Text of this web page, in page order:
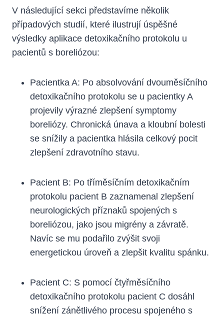
V následující sekci představíme ⁤několik
případových ⁤studií, které⁤ ilustrují úspěšné
výsledky aplikace detoxikačního protokolu ‍u
pacientů⁣ s ⁤boreliózou:
Pacientka ‌A:​ Po absolvování ‍dvouměsíčního
detoxikačního protokolu se u pacientky⁢ A
‍projevily ⁢výrazné ⁤zlepšení symptomy
boreliózy. Chronická ‍únava a kloubní ‌bolesti
se snížily a pacientka hlásila celkový pocit​
zlepšení zdravotního stavu.
Pacient⁢ B: ​Po ‌tříměsíčním ⁢detoxikačním
protokolu pacient B⁣ zaznamenal zlepšení
neurologických příznaků spojených s
boreliózou, jako jsou migrény ⁣a závratě.
Navíc‍ se mu‍ podařilo zvýšit svoji
⁤energetickou úroveň a⁣ zlepšit⁤ kvalitu spánku.
Pacient C: S pomocí čtyřměsíčního
detoxikačního ‍protokolu pacient C dosáhl
‍snížení ⁣zánětlivého procesu spojeného‍ s